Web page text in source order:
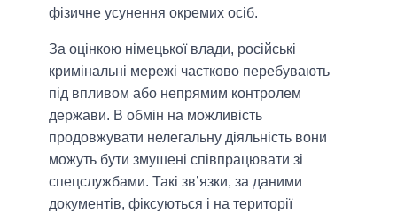
фізичне усунення окремих осіб.
За оцінкою німецької влади, російські
кримінальні мережі частково перебувають
під впливом або непрямим контролем
держави. В обмін на можливість
продовжувати нелегальну діяльність вони
можуть бути змушені співпрацювати зі
спецслужбами. Такі зв’язки, за даними
документів, фіксуються і на території